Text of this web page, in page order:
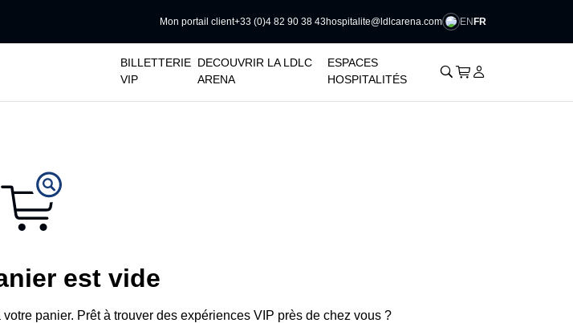
Mon portail client+33 (0)4 82 90 38 43hospitalite@ldlcarena.com ENFR
BILLETTERIE
VIP
DECOUVRIR LA LDLC
ARENA
ESPACES
HOSPITALITÉS
􀊫 Cart
􀍩 Se connecter
􀉩
est vide
panier. Prêt à trouver des expériences VIP près de chez vous ?